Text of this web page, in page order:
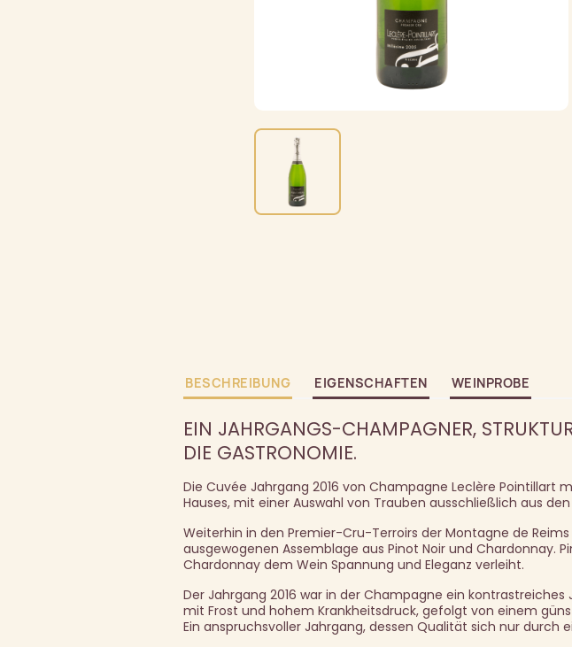
BESCHREIBUNG EIGENSCHAFTEN WEINPROBE
EIN JAHRGANGS-CHAMPAGNER,
DIE GASTRONOMIE.
Die Cuvée Jahrgang 2016 von Champagne Leclère Pointillart
Hauses, mit einer Auswahl von Trauben ausschließlich aus
Weiterhin in den Premier-Cru-Terroirs der Montagne de
ausgewogenen Assemblage aus Pinot Noir und Chardonnay.
Chardonnay dem Wein Spannung und Eleganz verleiht.
Der Jahrgang 2016 war in der Champagne ein
mit Frost und hohem Krankheitsdruck, gefolgt von einem
Ein anspruchsvoller Jahrgang, dessen Qualität sich nur durch